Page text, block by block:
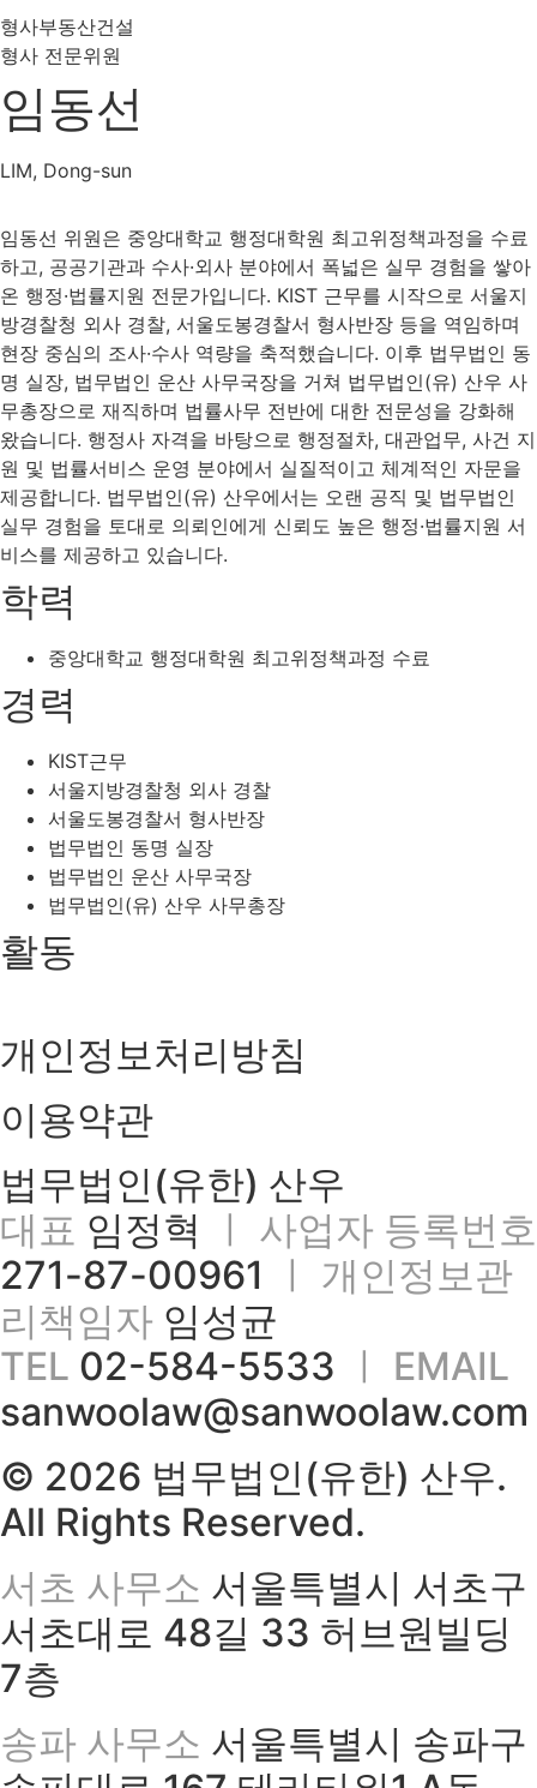
형사부동산건설
형사 전문위원
임동선
LIM, Dong-sun
임동선 위원은 중앙대학교 행정대학원 최고위정책과정을 수료
하고, 공공기관과 수사·외사 분야에서 폭넓은 실무 경험을 쌓아
온 행정·법률지원 전문가입니다. KIST 근무를 시작으로 서울지
방경찰청 외사 경찰, 서울도봉경찰서 형사반장 등을 역임하며
현장 중심의 조사·수사 역량을 축적했습니다. 이후 법무법인 동
명 실장, 법무법인 운산 사무국장을 거쳐 법무법인(유) 산우 사
무총장으로 재직하며 법률사무 전반에 대한 전문성을 강화해
왔습니다. 행정사 자격을 바탕으로 행정절차, 대관업무, 사건 지
원 및 법률서비스 운영 분야에서 실질적이고 체계적인 자문을
제공합니다. 법무법인(유) 산우에서는 오랜 공직 및 법무법인
실무 경험을 토대로 의뢰인에게 신뢰도 높은 행정·법률지원 서
비스를 제공하고 있습니다.
학력
중앙대학교 행정대학원 최고위정책과정 수료
경력
KIST근무
서울지방경찰청 외사 경찰
서울도봉경찰서 형사반장
법무법인 동명 실장
법무법인 운산 사무국장
법무법인(유) 산우 사무총장
활동
개인정보처리방침
이용약관
법무법인(유한) 산우
대표 임정혁
ㅣ 사업자 등록번호
271-87-00961
ㅣ 개인정보관
리책임자 임성균
TEL 02-584-5533 ㅣ EMAIL
sanwoolaw@sanwoolaw.com
© 2026 법무법인(유한) 산우.
All Rights Reserved.
서초 사무소 서울특별시 서초구
서초대로 48길 33 허브원빌딩
7층
송파 사무소 서울특별시 송파구